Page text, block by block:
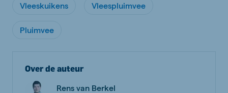
Vleeskuikens Vleespluimvee
Pluimvee
Over de auteur
Rens van Berkel